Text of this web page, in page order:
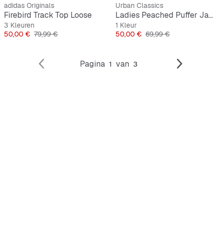
adidas Originals
Firebird Track Top Loose
3 Kleuren
Prijs
50,00 € Originele Prijs
79,99 €
Urban Classics
Ladies Peached Puffer Jacket With Hood
1 Kleur
Prijs
50,00 € Originele Prijs
69,99 €
Pagina 1 van 3